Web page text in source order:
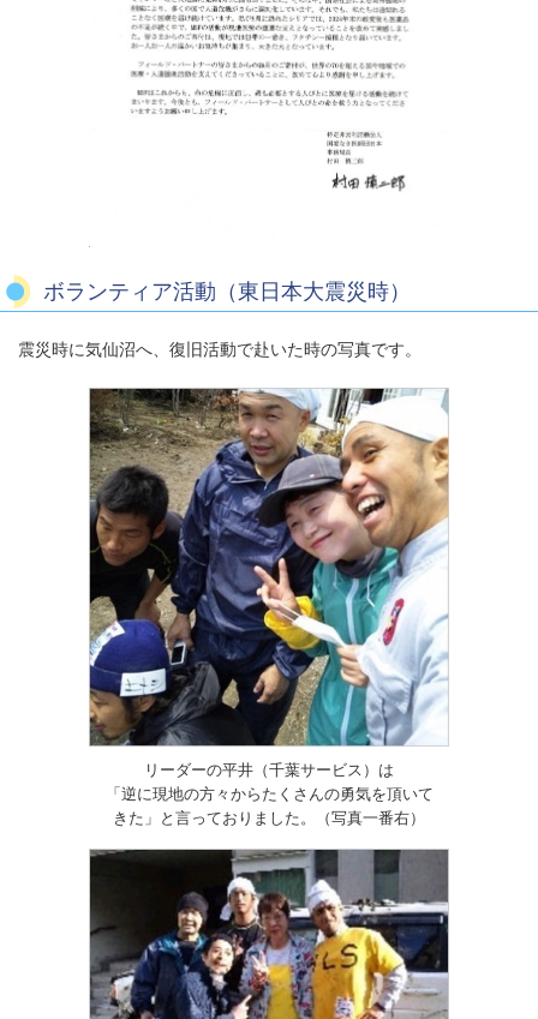
ボランティア活動（東日本大震災時）
震災時に気仙沼へ、復旧活動で赴いた時の写真です。
リーダーの平井（千葉サービス）は
「逆に現地の方々からたくさんの勇気を頂いて
きた」と言っておりました。（写真一番右）